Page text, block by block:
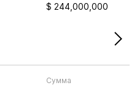
$ 244,000,000
Сумма